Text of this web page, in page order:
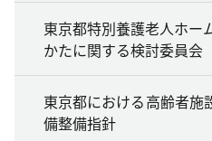
東京都特別養護老人ホー
かたに関する検討委員会
東京都における高齢者施
備整備指針